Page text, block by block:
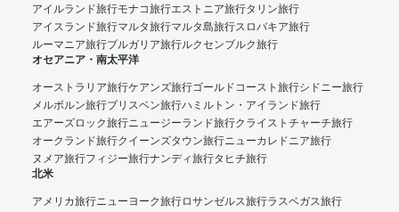
アイルランド旅行モナコ旅行エストニア旅行タリン旅行
アイスランド旅行マルタ旅行マルタ島旅行スロバキア旅行
ルーマニア旅行ブルガリア旅行ルクセンブルク旅行
オセアニア・南太平洋
オーストラリア旅行ケアンズ旅行ゴールドコースト旅行シドニー旅行
メルボルン旅行ブリスベン旅行ハミルトン・アイランド旅行
エアーズロック旅行ニュージーランド旅行クライストチャーチ旅行
オークランド旅行クイーンズタウン旅行ニューカレドニア旅行
ヌメア旅行フィジー旅行ナンディ旅行タヒチ旅行
北米
アメリカ旅行ニューヨーク旅行ロサンゼルス旅行ラスベガス旅行